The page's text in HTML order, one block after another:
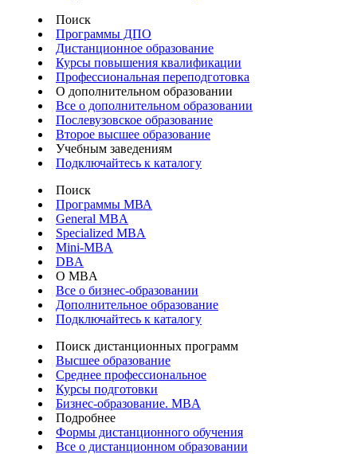
Поиск
Программы ДПО
Дистанционное образование
Курсы повышения квалификации
Профессиональная переподготовка
О дополнительном образовании
Все о дополнительном образовании
Послевузовское образование
Второе высшее образование
Учебным заведениям
Подключайтесь к каталогу
Поиск
Программы МВА
General MBA
Specialized MBA
Mini-MBA
DBA
О MBA
Все о бизнес-образовании
Дополнительное образование
Подключайтесь к каталогу
Поиск дистанционных программ
Высшее образование
Среднее профессиональное
Курсы подготовки
Бизнес-образование. MBA
Подробнее
Формы дистанционного обучения
Все о дистанционном образовании